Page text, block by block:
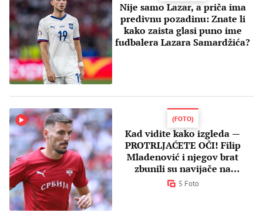
Nije samo Lazar, a priča ima
predivnu pozadinu: Znate li
kako zaista glasi puno ime
fudbalera Lazara Samardžića?
(FOTO)
Kad vidite kako izgleda —
PROTRLJAĆETE OČI! Filip
Mladenović i njegov brat
zbunili su navijače na
simpatičan način
5 Foto